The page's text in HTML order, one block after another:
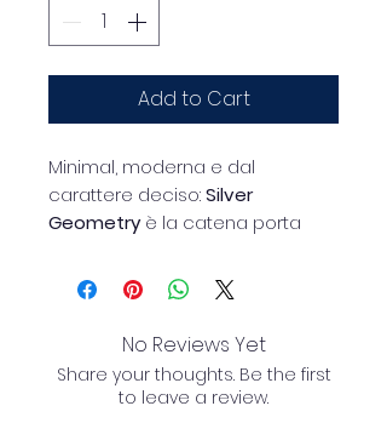
Add to Cart
Minimal, moderna e dal
carattere deciso:Silver
Geometryè la catena porta
contemporaneo e praticità.
Realizzata in
ottone colore
, presenta un originale
gioco di
forme geometriche
intrecciateche dona
No Reviews Yet
Share your thoughts. Be the first
to leave a review.